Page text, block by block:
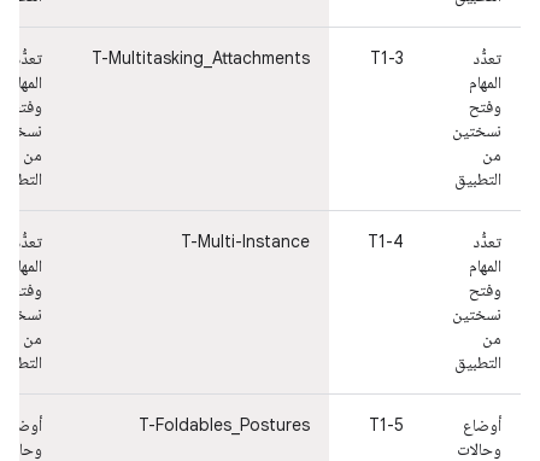
تعدُّد
المهام
وفتح
نسختين
من
التطبيق
T1-3
T-Multitasking_Attachments
تعدُّد
المهام
وفتح
من
تعدُّد
المهام
وفتح
نسختين
من
التطبيق
T1-4
T-Multi-Instance
تعدُّد
المهام
وفتح
من
أوضاع
وحالات
T1-5
T-Foldables_Postures
أوضاع